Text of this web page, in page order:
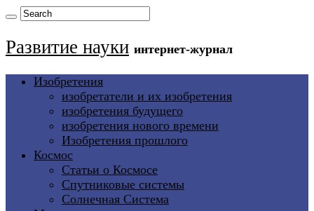
Развитие науки интернет-журнал
Изобретения
изобретатели и их изобретения
изобретения будущего
изобретения нового времени
Изобретения прошлого
Космос
Статьи о Космосе
Спутниковые системы
Солнечная Система